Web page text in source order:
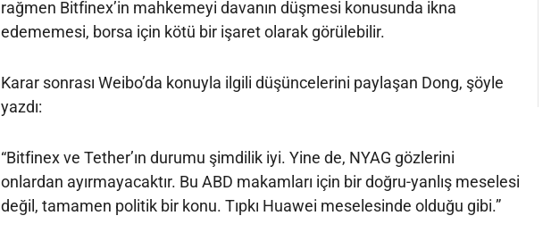
rağmen Bitfinex’in mahkemeyi davanın düşmesi konusunda ikna
edememesi, borsa için kötü bir işaret olarak görülebilir.
Karar sonrası Weibo’da konuyla ilgili düşüncelerini paylaşan Dong, şöyle
yazdı:
“Bitfinex ve Tether’ın durumu şimdilik iyi. Yine de, NYAG gözlerini
onlardan ayırmayacaktır. Bu ABD makamları için bir doğru-yanlış meselesi
değil, tamamen politik bir konu. Tıpkı Huawei meselesinde olduğu gibi.”